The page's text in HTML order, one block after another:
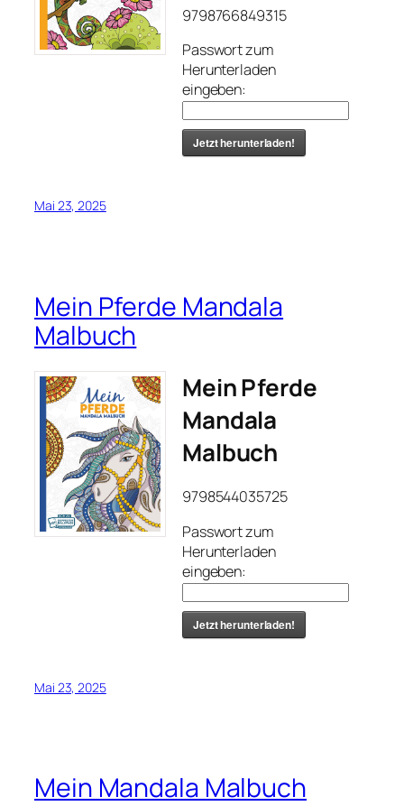
9798766849315
Passwort zum
Herunterladen
eingeben:
Jetzt herunterladen!
Mai 23, 2025
Mein Pferde Mandala
Malbuch
Mein Pferde
Mandala
Malbuch
9798544035725
Passwort zum
Herunterladen
eingeben:
Jetzt herunterladen!
Mai 23, 2025
Mein Mandala Malbuch